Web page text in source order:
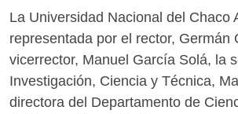
La Universidad Nacional del Chaco
representada por el rector, Germán
vicerrector, Manuel García Solá, la
Investigación, Ciencia y Técnica,
directora del Departamento de